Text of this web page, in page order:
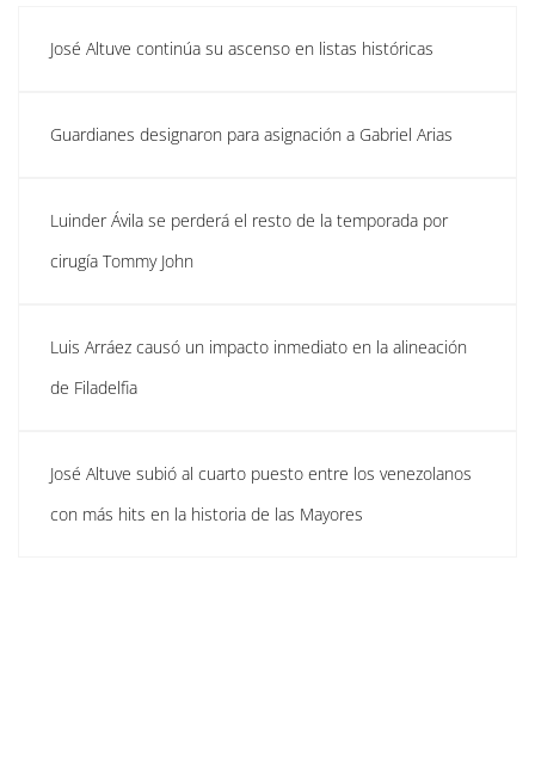
José Altuve continúa su ascenso en listas históricas
Guardianes designaron para asignación a Gabriel Arias
Luinder Ávila se perderá el resto de la temporada por
cirugía Tommy John
Luis Arráez causó un impacto inmediato en la alineación
de Filadelfia
José Altuve subió al cuarto puesto entre los venezolanos
con más hits en la historia de las Mayores